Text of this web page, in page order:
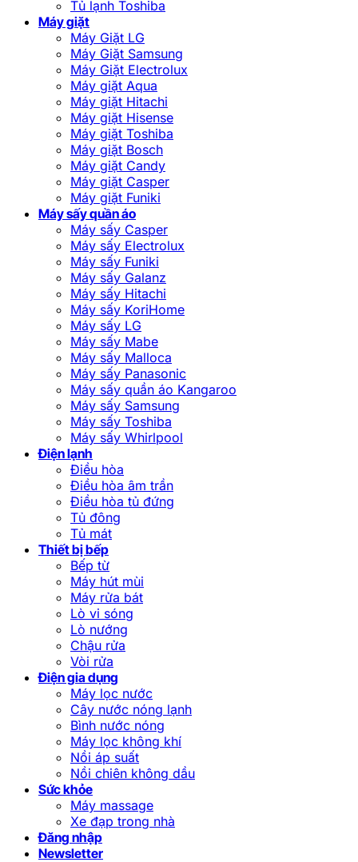
Tủ lạnh Toshiba
Máy giặt
Máy Giặt LG
Máy Giặt Samsung
Máy Giặt Electrolux
Máy giặt Aqua
Máy giặt Hitachi
Máy giặt Hisense
Máy giặt Toshiba
Máy giặt Bosch
Máy giặt Candy
Máy giặt Casper
Máy giặt Funiki
Máy sấy quần áo
Máy sấy Casper
Máy sấy Electrolux
Máy sấy Funiki
Máy sấy Galanz
Máy sấy Hitachi
Máy sấy KoriHome
Máy sấy LG
Máy sấy Mabe
Máy sấy Malloca
Máy sấy Panasonic
Máy sấy quần áo Kangaroo
Máy sấy Samsung
Máy sấy Toshiba
Máy sấy Whirlpool
Điện lạnh
Điều hòa
Điều hòa âm trần
Điều hòa tủ đứng
Tủ đông
Tủ mát
Thiết bị bếp
Bếp từ
Máy hút mùi
Máy rửa bát
Lò vi sóng
Lò nướng
Chậu rửa
Vòi rửa
Điện gia dụng
Máy lọc nước
Cây nước nóng lạnh
Bình nước nóng
Máy lọc không khí
Nồi áp suất
Nồi chiên không dầu
Sức khỏe
Máy massage
Xe đạp trong nhà
Đăng nhập
Newsletter